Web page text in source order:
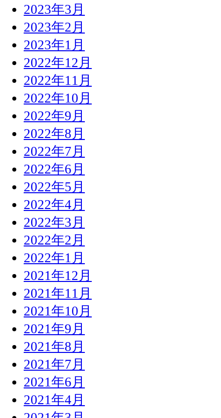
2023年3月
2023年2月
2023年1月
2022年12月
2022年11月
2022年10月
2022年9月
2022年8月
2022年7月
2022年6月
2022年5月
2022年4月
2022年3月
2022年2月
2022年1月
2021年12月
2021年11月
2021年10月
2021年9月
2021年8月
2021年7月
2021年6月
2021年4月